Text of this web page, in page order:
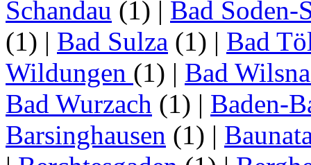
Schandau (1) | Bad Soden-
(1) | Bad Sulza (1) | Bad
Wildungen (1) | Bad
Bad Wurzach (1) | Baden-
Barsinghausen (1) |